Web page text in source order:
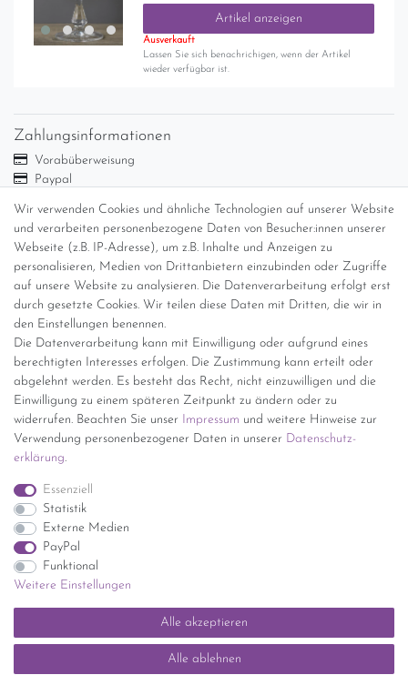
Artikel anzeigen
Ausverkauft
Lassen Sie sich benachrichigen, wenn der Artikel
wieder verfügbar ist.
Wir verwenden Cookies und ähnliche Technologien auf unserer Website
und verarbeiten personenbezogene Daten von Besucher:innen unserer
Webseite (z.B. IP-Adresse), um z.B. Inhalte und Anzeigen zu
personalisieren, Medien von Drittanbietern einzubinden oder Zugriffe
auf unsere Website zu analysieren. Die Datenverarbeitung erfolgt erst
durch gesetzte Cookies. Wir teilen diese Daten mit Dritten, die wir in
den Einstellungen benennen.
Die Datenverarbeitung kann mit Einwilligung oder aufgrund eines
berechtigten Interesses erfolgen. Die Zustimmung kann erteilt oder
abgelehnt werden. Es besteht das Recht, nicht einzuwilligen und die
Einwilligung zu einem späteren Zeitpunkt zu ändern oder zu
widerrufen. Beachten Sie unser Impressum und weitere Hinweise zur
Verwendung personenbezogener Daten in unserer Daten­schutz­
erklärung.
Essenziell
Statistik
Externe Medien
PayPal
Funktional
Weitere Einstellungen
Alle akzeptieren
Alle ablehnen
Zahlungsinformationen
Vorabüberweisung
Paypal
Versandinformationen
Versand per GLS (6,90 Euro) oder DHL (8,49 Euro ) inkl. MwSt.
(innerhalb Deutschlands)
kostenfreie Lieferung ab 150 Euro Warenwert (innerhalb
Deutschlands)
Übersicht Internationale Versandkosten
Wir kaufen an
Sie haben zuviel Porzellan im Schrank? Gerne kaufen wir dieses an.
Einfach unverbindliches Angebot anfordern.
*Endpreis inkl. MwSt. (Dieser Artikel unterliegt gem. § 25a
UStG der Differenzbesteuerung, ein Ausweis der
Mehrwertsteuer auf der Rechnung erfolgt nicht.)
Impressum Daten­schutz­erklärung
Vertrag widerrufen Kontakt